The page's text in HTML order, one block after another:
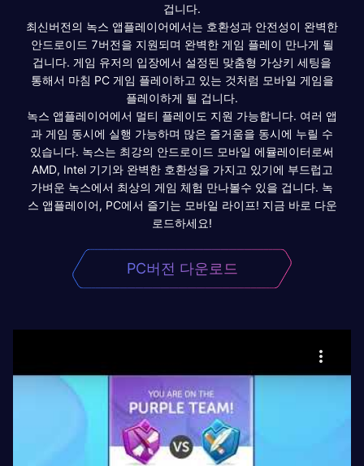
겁니다.
최신버전의 녹스 앱플레이어에서는 호환성과 안전성이 완벽한
안드로이드 7버전을 지원되며 완벽한 게임 플레이 만나게 될
겁니다. 게임 유저의 입장에서 설정된 맞춤형 가상키 세팅을
통해서 마침 PC 게임 플레이하고 있는 것처럼 모바일 게임을
플레이하게 될 겁니다.
녹스 앱플레이어에서 멀티 플레이도 지원 가능합니다. 여러 앱
과 게임 동시에 실행 가능하며 많은 즐거움을 동시에 누릴 수
있습니다. 녹스는 최강의 안드로이드 모바일 에뮬레이터로써
AMD, Intel 기기와 완벽한 호환성을 가지고 있기에 부드럽고
가벼운 녹스에서 최상의 게임 체험 만나볼수 있을 겁니다. 녹
스 앱플레이어, PC에서 즐기는 모바일 라이프! 지금 바로 다운
로드하세요!
PC버전 다운로드